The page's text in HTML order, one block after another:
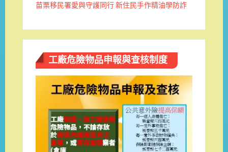
苗栗移民署愛與守護同行 新住民手作精油學防詐
工廠危險物品申報與查核制度